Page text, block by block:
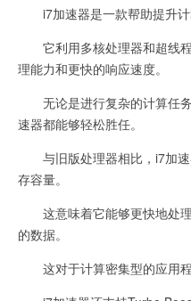
i7加速器是一款帮助提升计
它利用多核处理器和超线程
理能力和更快的响应速度。
无论是进行复杂的计算任务
速器都能够轻松胜任。
与旧版处理器相比，i7加速
存容量。
这意味着它能够更快地处理
的数据。
这对于计算密集型的应用程